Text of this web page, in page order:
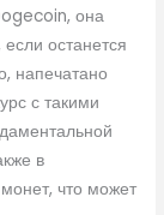
она
останется
напечатано
с такими
в
что может